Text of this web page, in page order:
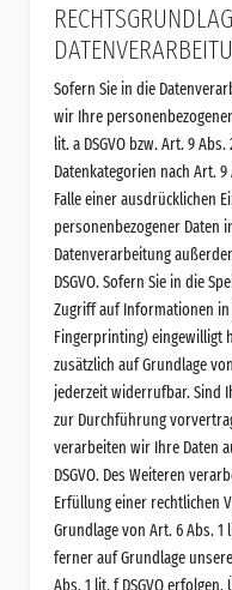
Sofern Sie in die
wir Ihre
lit. a DSGVO bzw. Art. 9
Datenkategorien nach Art. 9
Falle einer ausdrücklichen
personenbezogener Daten
Datenverarbeitung
DSGVO. Sofern Sie in die
Zugriff auf Informationen in
Fingerprinting) eingewilligt
zusätzlich auf Grundlage
jederzeit widerrufbar. Sind
zur Durchführung
verarbeiten wir Ihre Daten
DSGVO. Des Weiteren
Erfüllung einer rechtlichen
Grundlage von Art. 6 Abs. 1
ferner auf Grundlage